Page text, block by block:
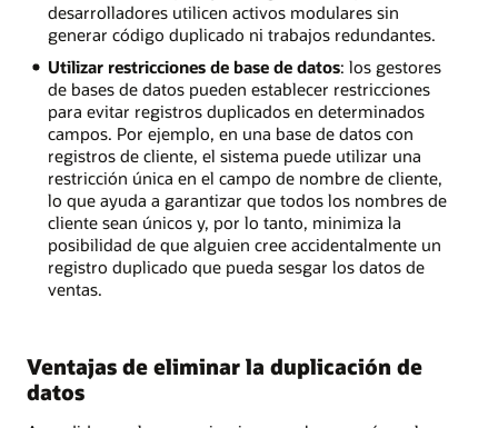
desarrolladores utilicen activos modulares sin
generar código duplicado ni trabajos redundantes.
Utilizar restricciones de base de datos: los gestores
de bases de datos pueden establecer restricciones
para evitar registros duplicados en determinados
campos. Por ejemplo, en una base de datos con
registros de cliente, el sistema puede utilizar una
restricción única en el campo de nombre de cliente,
lo que ayuda a garantizar que todos los nombres de
cliente sean únicos y, por lo tanto, minimiza la
posibilidad de que alguien cree accidentalmente un
registro duplicado que pueda sesgar los datos de
ventas.
Ventajas de eliminar la duplicación de
datos